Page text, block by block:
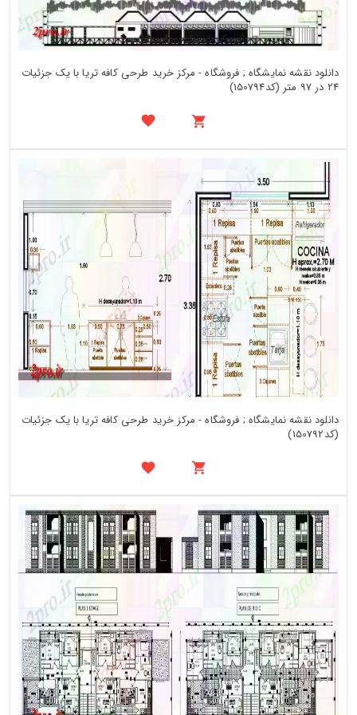
دانلود نقشه نمایشگاه ; فروشگاه - مرکز خرید طرحی کافه تریا با یک جزئیات
24 در 97 متر (کد150794)
دانلود نقشه نمایشگاه ; فروشگاه - مرکز خرید طرحی کافه تریا با یک جزئیات
(کد150792)